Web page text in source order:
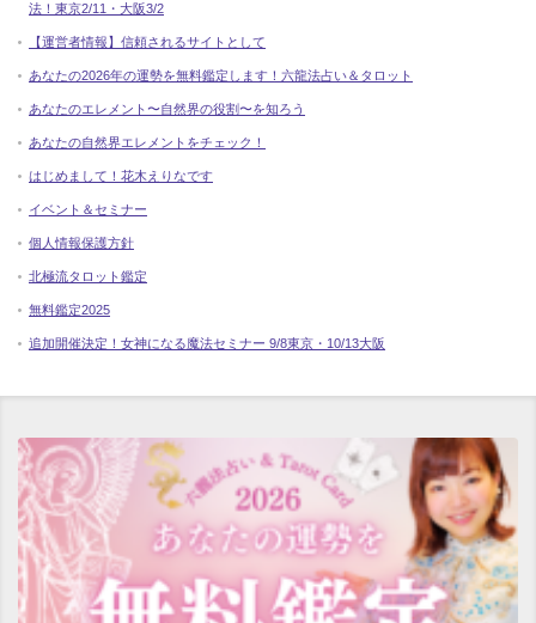
法！東京2/11・大阪3/2
【運営者情報】信頼されるサイトとして
あなたの2026年の運勢を無料鑑定します！六龍法占い＆タロット
あなたのエレメント〜自然界の役割〜を知ろう
あなたの自然界エレメントをチェック！
はじめまして！花木えりなです
イベント＆セミナー
個人情報保護方針
北極流タロット鑑定
無料鑑定2025
追加開催決定！女神になる魔法セミナー 9/8東京・10/13大阪